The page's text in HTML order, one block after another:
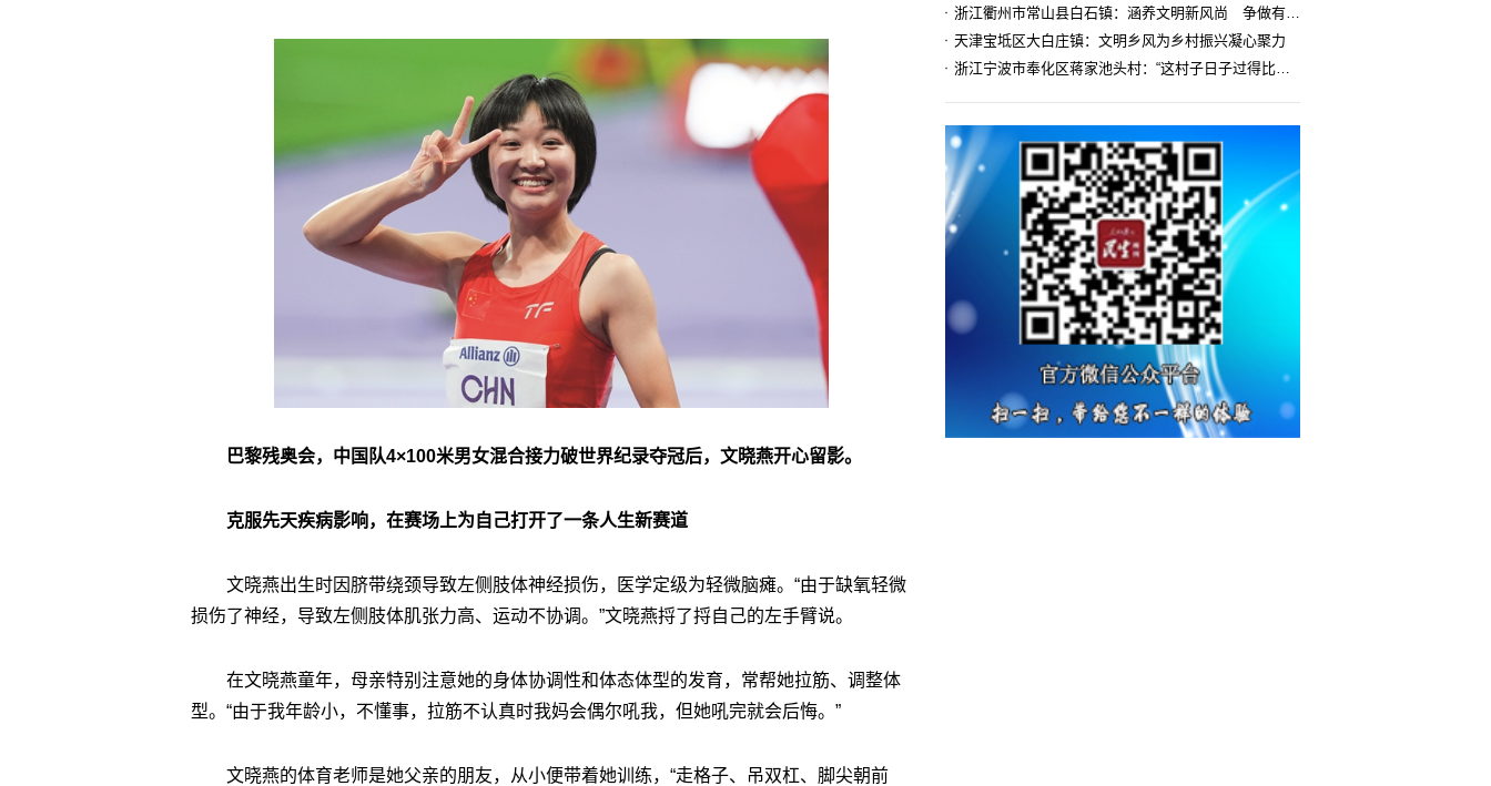
巴黎残奥会，中国队4×100米男女混合接力破世界纪录夺冠后，文晓燕开心留影。
克服先天疾病影响，在赛场上为自己打开了一条人生新赛道
文晓燕出生时因脐带绕颈导致左侧肢体神经损伤，医学定级为轻微脑瘫。“由于缺氧轻微
损伤了神经，导致左侧肢体肌张力高、运动不协调。”文晓燕捋了捋自己的左手臂说。
在文晓燕童年，母亲特别注意她的身体协调性和体态体型的发育，常帮她拉筋、调整体
型。“由于我年龄小，不懂事，拉筋不认真时我妈会偶尔吼我，但她吼完就会后悔。”
文晓燕的体育老师是她父亲的朋友，从小便带着她训练，“走格子、吊双杠、脚尖朝前
浙江衢州市常山县白石镇：涵养文明新风尚 争做有礼白石人
天津宝坻区大白庄镇：文明乡风为乡村振兴凝心聚力
浙江宁波市奉化区蒋家池头村：“这村子日子过得比城里还舒心”